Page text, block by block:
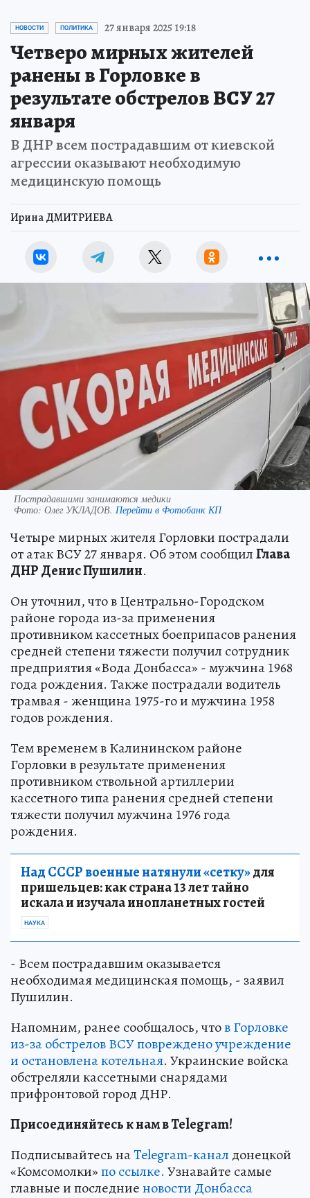
НОВОСТИ ПОЛИТИКА 27 января 2025 19:18
Четверо мирных жителей
ранены в Горловке в
результате обстрелов ВСУ 27
января
В ДНР всем пострадавшим от киевской
агрессии оказывают необходимую
медицинскую помощь
Ирина ДМИТРИЕВА
Пострадавшими занимаются медики
Фото: Олег УКЛАДОВ. Перейти в Фотобанк КП
Четыре мирных жителя Горловки пострадали
от атак ВСУ 27 января. Об этом сообщилГлава
ДНР Денис Пушилин.
Он уточнил, что в Центрально-Городском
районе города из-за применения
противником кассетных боеприпасов ранения
средней степени тяжести получил сотрудник
предприятия «Вода Донбасса» - мужчина 1968
года рождения. Также пострадали водитель
трамвая - женщина 1975-го и мужчина 1958
годов рождения.
Тем временем в Калининском районе
Горловки в результате применения
противником ствольной артиллерии
кассетного типа ранения средней степени
тяжести получил мужчина 1976 года
рождения.
Над СССР военные натянули «сетку»для
пришельцев: как страна 13 лет тайно
искала и изучала инопланетных гостей
НАУКА
- Всем пострадавшим оказывается
необходимая медицинская помощь, - заявил
Пушилин.
Напомним, ранее сообщалось, чтов Горловке
из-за обстрелов ВСУ повреждено учреждение
и остановлена котельная. Украинские войска
обстреляли кассетными снарядами
прифронтовой город ДНР.
Присоединяйтесь к нам в Telegram!
Подписывайтесь наTelegram-канал донецкой
«Комсомолки»по ссылке. Узнавайте самые
главные и последниеновости Донбасса